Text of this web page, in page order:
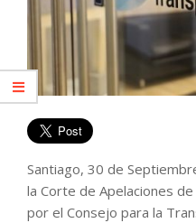
Santiago, 30 de
la Corte de Apelaciones
por el Consejo para la